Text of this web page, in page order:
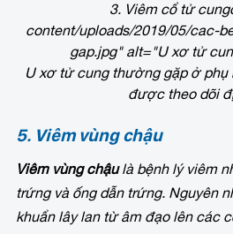
3. Viêm cổ tử cung
content/uploads/2019/05/cac-
gap.jpg" alt="U xơ tử
U xơ tử cung thường gặp ở phụ
được theo dõi
5. Viêm vùng chậu
Viêm vùng chậulà bệnh lý viêm
trứng và ống dẫn trứng. Nguyên
khuẩn lây lan từ âm đạo lên các